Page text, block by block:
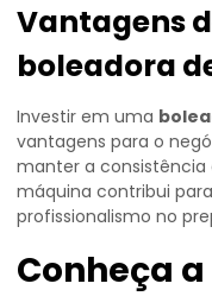
Vantagens
boleadora
Investir em uma
vantagens para o
manter a consistência
máquina contribui
profissionalismo no
Conheça